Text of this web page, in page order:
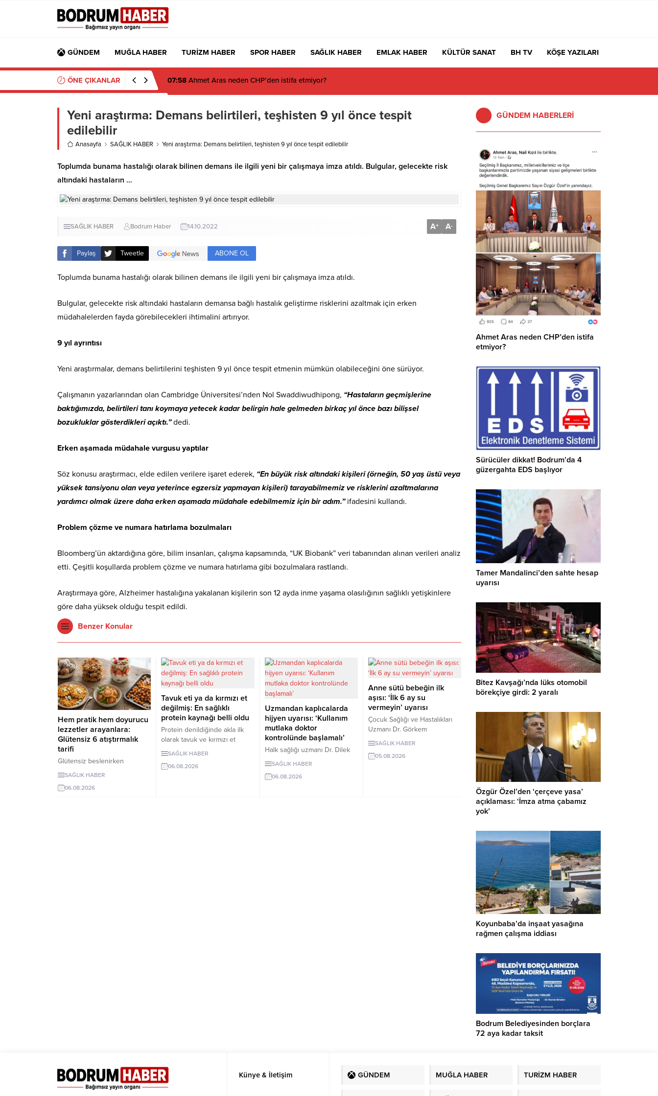
GÜNDEM MUĞLA HABER TURİZM HABER SPOR HABER SAĞLIK HABER EMLAK HABER KÜLTÜR SANAT BH TV KÖŞE YAZILARI
ÖNE ÇIKANLAR 07:58 Ahmet Aras neden CHP’den istifa etmiyor?
Yeni araştırma: Demans belirtileri, teşhisten 9 yıl önce tespit
edilebilir
Anasayfa SAĞLIK HABER Yeni araştırma: Demans belirtileri, teşhisten 9 yıl önce tespit edilebilir
Toplumda bunama hastalığı olarak bilinen demans ile ilgili yeni bir çalışmaya imza atıldı. Bulgular, gelecekte risk
altındaki hastaların …
SAĞLIK HABER Bodrum Haber 14.10.2022 A+ A-
Paylaş Tweetle ABONE OL
Toplumda bunama hastalığı olarak bilinen demans ile ilgili yeni bir çalışmaya imza atıldı.
Bulgular, gelecekte risk altındaki hastaların demansa bağlı hastalık geliştirme risklerini azaltmak için erken
müdahalelerden fayda görebilecekleri ihtimalini artırıyor.
9 yıl ayrıntısı
Yeni araştırmalar, demans belirtilerini teşhisten 9 yıl önce tespit etmenin mümkün olabileceğini öne sürüyor.
Çalışmanın yazarlarından olan Cambridge Üniversitesi’nden Nol Swaddiwudhipong, “Hastaların geçmişlerine
baktığımızda, belirtileri tanı koymaya yetecek kadar belirgin hale gelmeden birkaç yıl önce bazı bilişsel
bozukluklar gösterdikleri açıktı.”dedi.
Erken aşamada müdahale vurgusu yaptılar
Söz konusu araştırmacı, elde edilen verilere işaret ederek, “En büyük risk altındaki kişileri (örneğin, 50 yaş üstü veya
yüksek tansiyonu olan veya yeterince egzersiz yapmayan kişileri) tarayabilmemiz ve risklerini azaltmalarına
yardımcı olmak üzere daha erken aşamada müdahale edebilmemiz için bir adım.”ifadesini kullandı.
Problem çözme ve numara hatırlama bozulmaları
Bloomberg’ün aktardığına göre, bilim insanları, çalışma kapsamında, “UK Biobank” veri tabanından alınan verileri analiz
etti. Çeşitli koşullarda problem çözme ve numara hatırlama gibi bozulmalara rastlandı.
Araştırmaya göre, Alzheimer hastalığına yakalanan kişilerin son 12 ayda inme yaşama olasılığının sağlıklı yetişkinlere
göre daha yüksek olduğu tespit edildi.
Benzer Konular
Hem pratik hem doyurucu
lezzetler arayanlara:
Glütensiz 6 atıştırmalık
tarifi
Glütensiz beslenirken
atıştırmalık seçeneklerini
Evde kolayca
SAĞLIK HABER
06.08.2026
Tavuk eti ya da kırmızı et
değilmiş: En sağlıklı
protein kaynağı belli oldu
Protein denildiğinde akla ilk
olarak tavuk ve kırmızı et
geliyor. Ancak bilim insanları,
araştırmaların kurubaklagilleri
SAĞLIK HABER
06.08.2026
Uzmandan kaplıcalarda
hijyen uyarısı: ‘Kullanım
mutlaka doktor
kontrolünde başlamalı’
Halk sağlığı uzmanı Dr. Dilek
Aslan, kaplıcaların kas ve
stresin azaltılmasında yarar
SAĞLIK HABER
06.08.2026
Anne sütü bebeğin ilk
aşısı: ‘İlk 6 ay su
vermeyin’ uyarısı
Çocuk Sağlığı ve Hastalıkları
Uzmanı Dr. Görkem
Küçükgüldal, anne sütünün
güçlendiren ve yaşam boyu
SAĞLIK HABER
05.08.2026
GÜNDEM HABERLERİ
Ahmet Aras neden CHP’den istifa
etmiyor?
Sürücüler dikkat! Bodrum’da 4
güzergahta EDS başlıyor
Tamer Mandalinci’den sahte hesap
uyarısı
Bitez Kavşağı’nda lüks otomobil
börekçiye girdi: 2 yaralı
Özgür Özel’den ‘çerçeve yasa’
açıklaması: ‘İmza atma çabamız
yok’
Koyunbaba’da inşaat yasağına
rağmen çalışma iddiası
Bodrum Belediyesinden borçlara
72 aya kadar taksit
Künye & İletişim GÜNDEM MUĞLA HABER TURİZM HABER